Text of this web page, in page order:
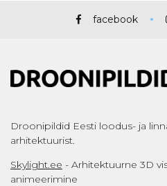
facebook
Droonipildid Eesti loodus- ja
arhitektuurist.
Skylight.ee - Arhitektuurne 3D
animeerimine